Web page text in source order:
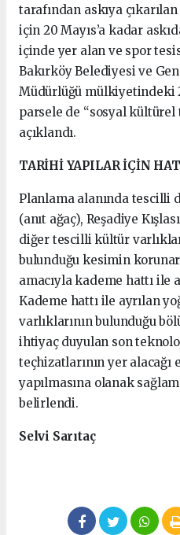
tarafından askıya
için 20 Mayıs’a kadar
içinde yer alan ve spor
Bakırköy Belediyesi ve
Müdürlüğü mülkiyetindeki
parsele de “sosyal kültürel
açıklandı.
TARİHİ YAPILAR İÇİN
Planlama alanında tescilli
(anıt ağaç), Reşadiye
diğer tescilli kültür
bulunduğu kesimin
amacıyla kademe hattı ile
Kademe hattı ile ayrılan
varlıklarının bulunduğu
ihtiyaç duyulan son
teçhizatlarının yer
yapılmasına olanak
belirlendi.
Selvi Sarıtaç